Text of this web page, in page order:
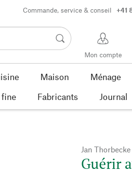
Commande, service & conseil +41
Mon compte
Maison Ménage
Fabricants Journal
Jan
Guérir